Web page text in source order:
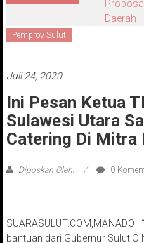
Daerah
Pemprov Sulut
Juli 24, 2020
Ini Pesan Ketua
Sulawesi Utara
Catering Di Mitra
Diposkan Oleh: 0
bantuan dari Gubernur Sulut